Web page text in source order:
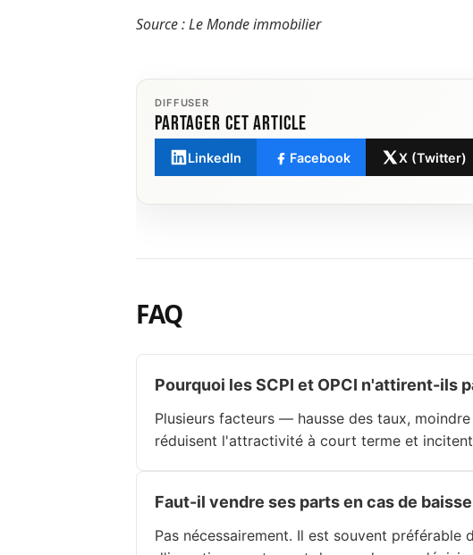
Source : Le Monde immobilier
DIFFUSER
Partager cet article
LinkedIn Facebook X (Twitter)
FAQ
Pourquoi les SCPI et OPCI n'attirent-ils
Plusieurs facteurs — hausse des taux,
réduisent l'attractivité à court terme et
Faut-il vendre ses parts en cas de
Pas nécessairement. Il est souvent